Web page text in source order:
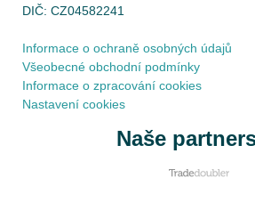
DIČ: CZ04582241
Informace o ochraně osobných údajů
Všeobecné obchodní podmínky
Informace o zpracování cookies
Nastavení cookies
Naše